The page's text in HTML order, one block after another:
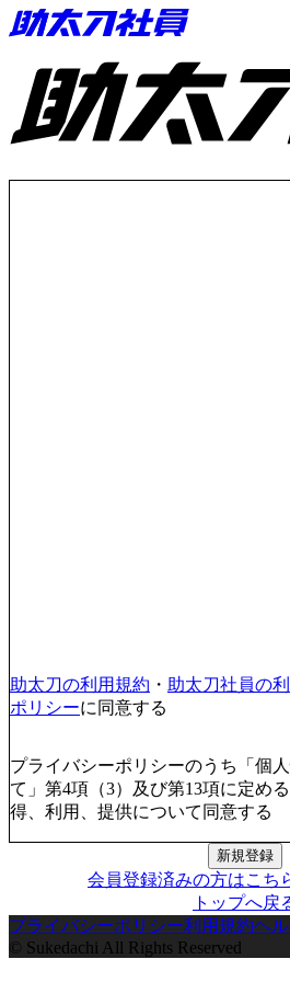
助太刀ID
助太刀の利用規約 ・ 助太刀社員の
ポリシーに同意する
プライバシーポリシーのうち「個
て」第4項（3）及び第13項に定め
得、利用、提供について同意する
新規登録
会員登録済みの方はこち
トップへ戻
プライバシーポリシー利用規約ヘ
© Sukedachi All Rights Reserved